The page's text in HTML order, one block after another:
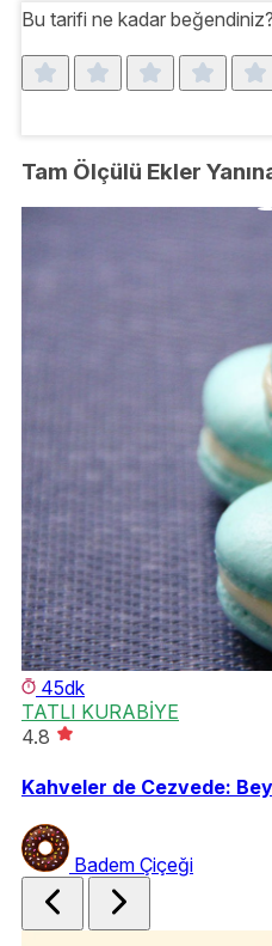
Bu tarifi ne kadar beğendiniz?
Tam Ölçülü Ekler
45dk
TATLI KURABİYE
4.8
Kahveler de Cezvede:
Badem Çiçeği